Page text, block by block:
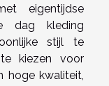
eigentijdse
dag kleding
stijl te
kiezen voor
hoge kwaliteit,